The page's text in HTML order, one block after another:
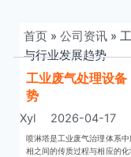
首页 » 公司资讯 »
与行业发展趋势
工业废气处理设
势
Xyl 2026-04-17
喷淋塔是工业废气治理体系
相之间的传质过程与相应的